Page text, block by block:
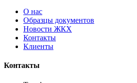
О нас
Образцы документов
Новости ЖКХ
Контакты
Клиенты
Контакты